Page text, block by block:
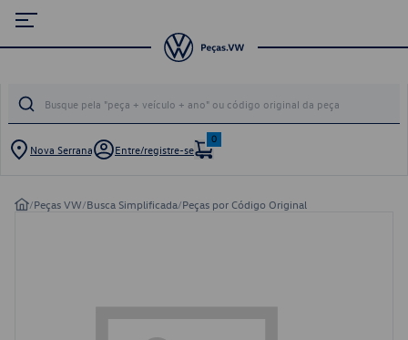
Nova Serrana Entre/registre-se
0
/Peças VW/Busca Simplificada/Peças por Código Original